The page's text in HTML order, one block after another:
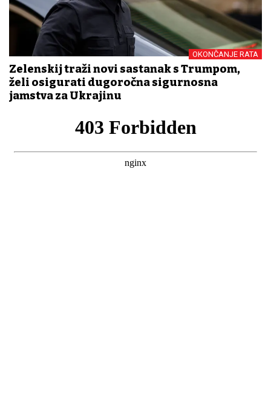
OKONČANJE RATA
Zelenskij traži novi sastanak s Trumpom,
želi osigurati dugoročna sigurnosna
jamstva za Ukrajinu